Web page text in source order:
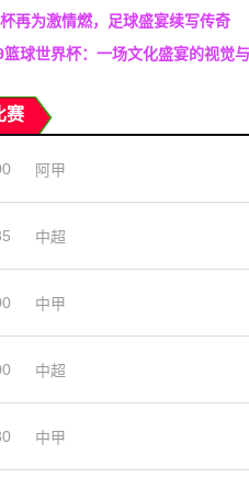
再为激情燃，足球盛宴续写传奇
篮球世界杯：一场文化盛宴的视觉
赛
阿甲
中超
中甲
中超
中甲